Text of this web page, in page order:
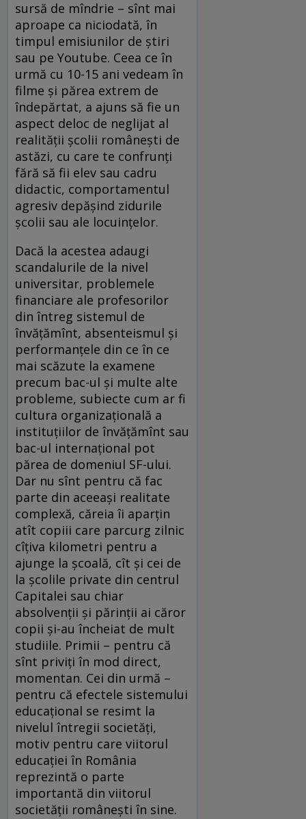
sursă de mîndrie – sînt mai
aproape ca niciodată, în
timpul emisiunilor de ştiri
sau pe Youtube. Ceea ce în
urmă cu 10-15 ani vedeam în
filme şi părea extrem de
îndepărtat, a ajuns să fie un
aspect deloc de neglijat al
realităţii şcolii româneşti de
astăzi, cu care te confrunţi
fără să fii elev sau cadru
didactic, comportamentul
agresiv depăşind zidurile
şcolii sau ale locuinţelor.
Dacă la acestea adaugi
scandalurile de la nivel
universitar, problemele
financiare ale profesorilor
din întreg sistemul de
învăţămînt, absenteismul şi
performanţele din ce în ce
mai scăzute la examene
precum bac-ul şi multe alte
probleme, subiecte cum ar fi
cultura organizaţională a
instituţiilor de învăţămînt sau
bac-ul internaţional pot
părea de domeniul SF-ului.
Dar nu sînt pentru că fac
parte din aceeaşi realitate
complexă, căreia îi aparţin
atît copiii care parcurg zilnic
cîţiva kilometri pentru a
ajunge la şcoală, cît şi cei de
la şcolile private din centrul
Capitalei sau chiar
absolvenţii şi părinţii ai căror
copii şi-au încheiat de mult
studiile. Primii – pentru că
sînt priviţi în mod direct,
momentan. Cei din urmă –
pentru că efectele sistemului
educaţional se resimt la
nivelul întregii societăţi,
motiv pentru care viitorul
educaţiei în România
reprezintă o parte
importantă din viitorul
societăţii româneşti în sine.